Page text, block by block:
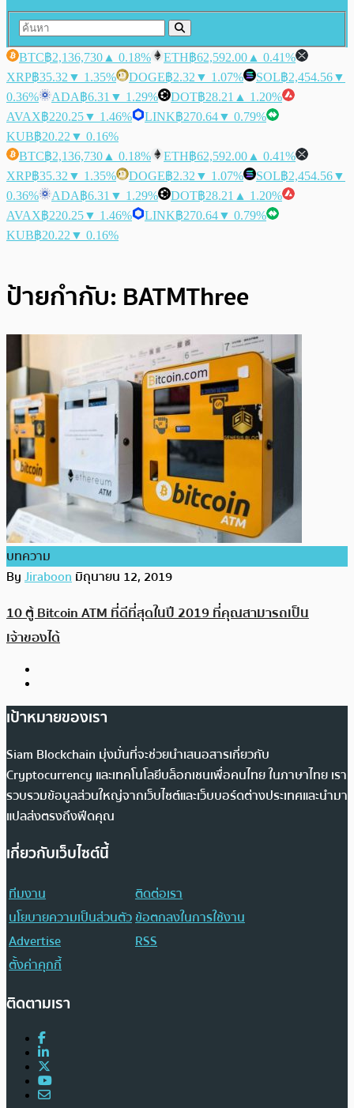
BTC฿2,136,730 ▲ 0.18% ETH฿62,592.00 ▲ 0.41%
XRP฿35.32 ▼ 1.35% DOGE฿2.32 ▼ 1.07% SOL฿2,454.56▼
0.36%
ADA฿6.31 ▼ 1.29% DOT฿28.21 ▲ 1.20%
AVAX฿220.25▼ 1.46% LINK฿270.64▼ 0.79%
KUB฿20.22 ▼ 0.16%
BTC฿2,136,730 ▲ 0.18% ETH฿62,592.00 ▲ 0.41%
XRP฿35.32 ▼ 1.35% DOGE฿2.32 ▼ 1.07% SOL฿2,454.56▼
0.36%
ADA฿6.31 ▼ 1.29% DOT฿28.21 ▲ 1.20%
AVAX฿220.25▼ 1.46% LINK฿270.64▼ 0.79%
KUB฿20.22 ▼ 0.16%
ป้ายกำกับ: BATMThree
บทความ
ByJiraboonมิถุนายน 12, 2019
10 ตู้ Bitcoin ATM ที่ดีที่สุดในปี 2019 ที่คุณสามารถเป็น
เจ้าของได้
เป้าหมายของเรา
Siam Blockchain มุ่งมั่นที่จะช่วยนำเสนอสารเกี่ยวกับ
Cryptocurrency และเทคโนโลยีบล็อกเชนเพื่อคนไทย ในภาษาไทย เรา
รวบรวมข้อมูลส่วนใหญ่จากเว็บไซต์และเว็บบอร์ดต่างประเทศและนำมา
แปลส่งตรงถึงฟีดคุณ
เกี่ยวกับเว็บไซต์นี้
ทีมงาน
ติดต่อเรา
นโยบายความเป็นส่วนตัวข้อตกลงในการใช้งาน
Advertise
RSS
ตั้งค่าคุกกี้
ติดตามเรา